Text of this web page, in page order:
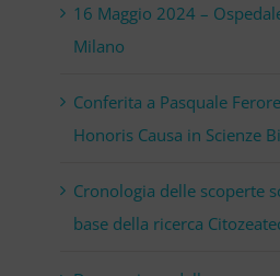
16 Maggio 2024 –
Milano
Conferita a Pasquale
Honoris Causa in Scienze
Cronologia delle scoperte
base della ricerca